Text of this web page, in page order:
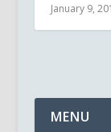
January 9,
MENU